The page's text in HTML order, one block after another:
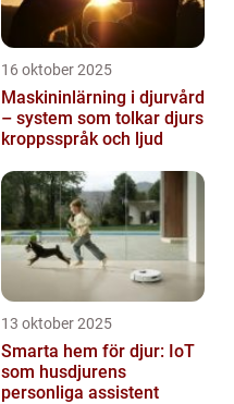
16 oktober 2025
Maskininlärning i djurvård
– system som tolkar djurs
kroppsspråk och ljud
13 oktober 2025
Smarta hem för djur: IoT
som husdjurens
personliga assistent